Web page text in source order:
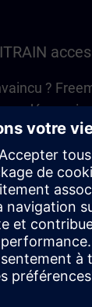
?
découvrir
cours en
— aucun
nécessaire
|